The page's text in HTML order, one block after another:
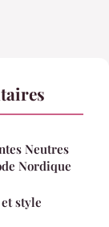
Neutres
Nordique
style